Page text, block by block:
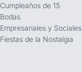
Cumpleaños de 15
Bodas
Empresariales y Sociales
Fiestas de la Nostalgia